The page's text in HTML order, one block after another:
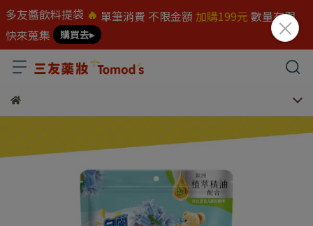
多友醬飲料提袋 🔥 單筆消費 不限金額 加購199元 數量有限
快來蒐集
購買去▸